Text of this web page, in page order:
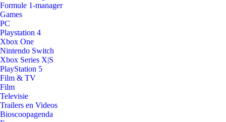
Formule 1-manager
Games
PC
Playstation 4
Xbox One
Nintendo Switch
Xbox Series X|S
PlayStation 5
Film & TV
Film
Televisie
Trailers en Videos
Bioscoopagenda